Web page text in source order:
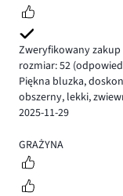
Zweryfikowany zakup
rozmiar: 52
Piękna bluzka,
obszerny, lekki,
2025-11-29
5
GRAŻYNA